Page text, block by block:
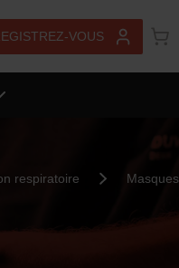
VOUS
respiratoire
Masques